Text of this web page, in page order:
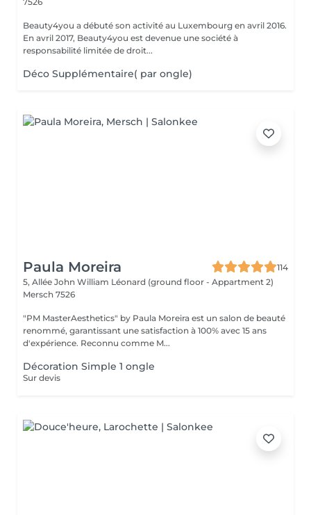
Beauty4you a débuté son activité au Luxembourg en avril 2016.
En avril 2017, Beauty4you est devenue une société à
responsabilité limitée de droit...
Déco Supplémentaire( par ongle)
Paula Moreira
114
5, Allée John William Léonard (ground floor - Appartment 2)
Mersch 7526
"PM MasterAesthetics" by Paula Moreira est un salon de beauté
renommé, garantissant une satisfaction à 100% avec 15 ans
d'expérience. Reconnu comme M...
Décoration Simple 1 ongle
Sur devis